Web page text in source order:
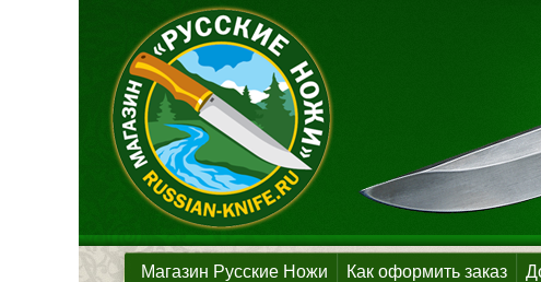
Магазин Русские Ножи Как оформить заказ